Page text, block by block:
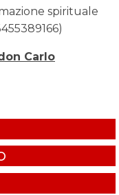
spirituale
Carlo